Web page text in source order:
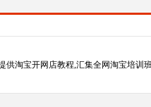
淘宝开网店教程,汇集全网淘宝培训